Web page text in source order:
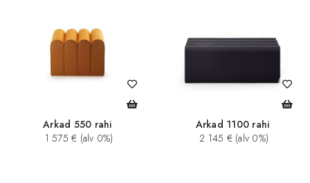
Arkad 550 rahi
1 575 € (alv 0%)
Arkad 1100 rahi
2 145 € (alv 0%)